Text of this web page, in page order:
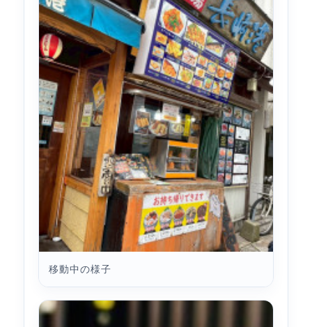
移動中の様子